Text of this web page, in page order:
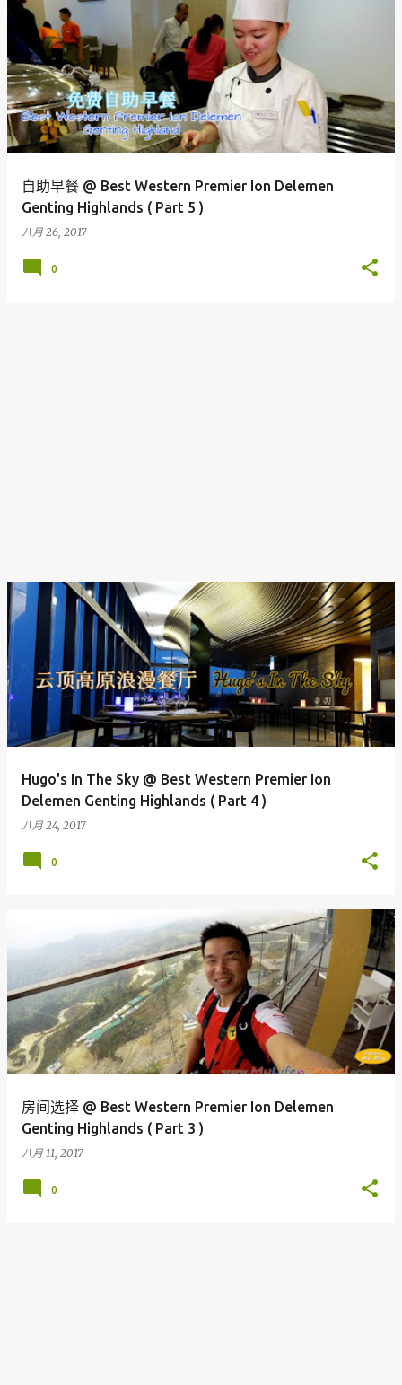
自助早餐 @ Best Western Premier Ion Delemen
Genting Highlands ( Part 5 )
八月 26, 2017
0
Hugo's In The Sky @ Best Western Premier Ion
Delemen Genting Highlands ( Part 4 )
八月 24, 2017
0
房间选择 @ Best Western Premier Ion Delemen
Genting Highlands ( Part 3 )
八月 11, 2017
0